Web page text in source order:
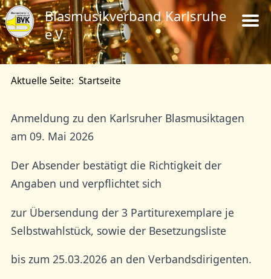
Blasmusikverband Karlsruhe
e.V.
Aktuelle Seite: Startseite
Anmeldung zu den Karlsruher Blasmusiktagen
am 09. Mai 2026
Der Absender bestätigt die Richtigkeit der
Angaben und verpflichtet sich
zur Übersendung der 3 Partiturexemplare je
Selbstwahlstück, sowie der Besetzungsliste
bis zum 25.03.2026 an den Verbandsdirigenten.